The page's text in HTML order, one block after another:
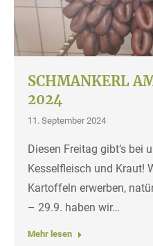
SCHMANKERL
2024
11. September 2024
Diesen Freitag gibt’s bei
Kesselfleisch und Kraut!
Kartoffeln erwerben,
– 29.9. haben wir…
Mehr lesen